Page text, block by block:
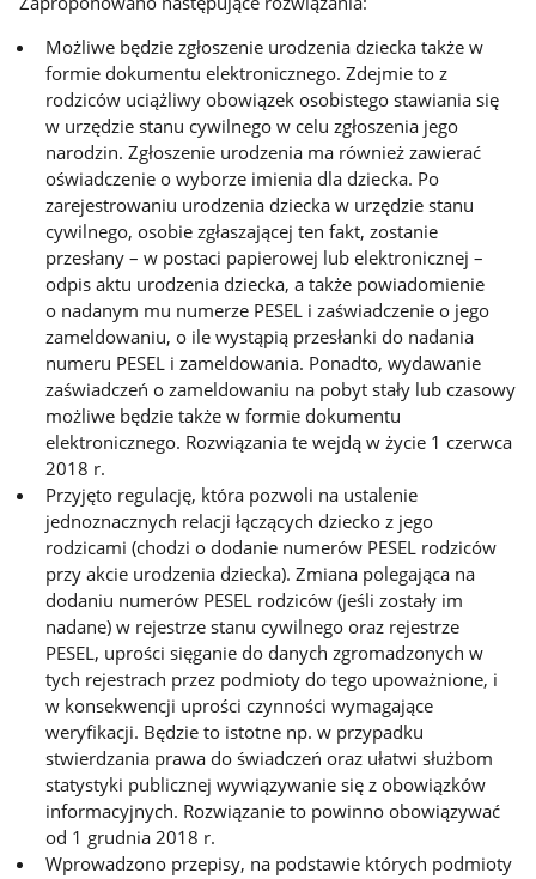
Możliwe będzie zgłoszenie urodzenia dziecka także w
formie dokumentu elektronicznego. Zdejmie to z
rodziców uciążliwy obowiązek osobistego stawiania się
w urzędzie stanu cywilnego w celu zgłoszenia jego
narodzin. Zgłoszenie urodzenia ma również zawierać
oświadczenie o wyborze imienia dla dziecka. Po
zarejestrowaniu urodzenia dziecka w urzędzie stanu
cywilnego, osobie zgłaszającej ten fakt, zostanie
przesłany – w postaci papierowej lub elektronicznej –
odpis aktu urodzenia dziecka, a także powiadomienie
o nadanym mu numerze PESEL i zaświadczenie o jego
zameldowaniu, o ile wystąpią przesłanki do nadania
numeru PESEL i zameldowania. Ponadto, wydawanie
zaświadczeń o zameldowaniu na pobyt stały lub czasowy
możliwe będzie także w formie dokumentu
elektronicznego. Rozwiązania te wejdą w życie 1 czerwca
2018 r.
Przyjęto regulację, która pozwoli na ustalenie
jednoznacznych relacji łączących dziecko z jego
rodzicami (chodzi o dodanie numerów PESEL rodziców
przy akcie urodzenia dziecka). Zmiana polegająca na
dodaniu numerów PESEL rodziców (jeśli zostały im
nadane) w rejestrze stanu cywilnego oraz rejestrze
PESEL, uprości sięganie do danych zgromadzonych w
tych rejestrach przez podmioty do tego upoważnione, i
w konsekwencji uprości czynności wymagające
weryfikacji. Będzie to istotne np. w przypadku
stwierdzania prawa do świadczeń oraz ułatwi służbom
statystyki publicznej wywiązywanie się z obowiązków
informacyjnych. Rozwiązanie to powinno obowiązywać
od 1 grudnia 2018 r.
Wprowadzono przepisy, na podstawie których podmioty